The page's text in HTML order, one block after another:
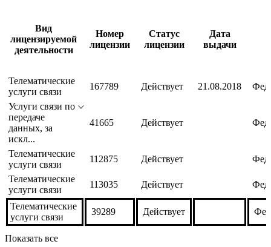
Лицензии
лицензируемой
деятельности
лицензии
лицензии
выдачи
Телематические
услуги связи
167789 Действует
передаче
данных, за
искл...
41665 Действует
Телематические
услуги связи
112875 Действует
Телематические
113035 Действует